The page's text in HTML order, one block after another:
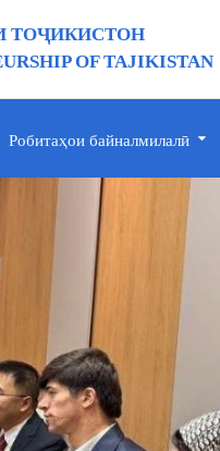
ТОҶИКИСТОН
OF TAJIKISTAN
Робитаҳои байналмилалӣ